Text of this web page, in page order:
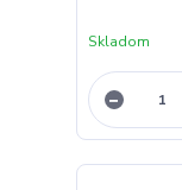
Skladom